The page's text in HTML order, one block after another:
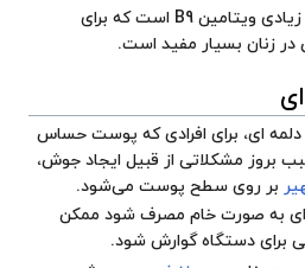
فلفل دلمه ای دارای مقدار زیادی ویتامین B9 است که برای
در زنان بسیار مفید است.
ای، برای افرادی که پوست حساس
بروز مشکلاتی از قبیل ایجاد جوش،
بر روی سطح پوست می‌شود.
ای به صورت خام مصرف شود ممکن
برای دستگاه گوارش شود.